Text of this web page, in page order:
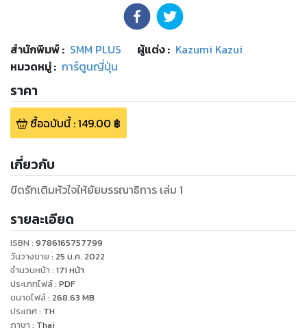
สำนักพิมพ์: SMM PLUS ผู้แต่ง : Kazumi Kazui
หมวดหมู่: การ์ตูนญี่ปุ่น
ราคา
ซื้อฉบับนี้:149.00 ฿
เกี่ยวกับ
ขีดรักเติมหัวใจให้ยัยบรรณาธิการ เล่ม 1
รายละเอียด
ISBN : 9786165757799
วันวางขาย : 25 ม.ค. 2022
จำนวนหน้า : 171 หน้า
ประเภทไฟล์: PDF
ขนาดไฟล์: 268.63 MB
ประเทศ: TH
ภาษา : Thai